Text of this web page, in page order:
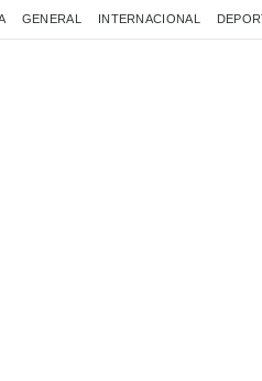
GENERAL INTERNACIONAL